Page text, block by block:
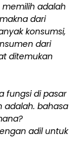
memilih adalah
makna dari
konsumsi,
dari
ditemukan
fungsi di pasar
adalah. bahasa
adil untuk